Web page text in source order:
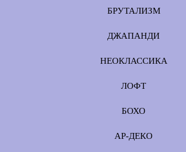
БРУТАЛИЗМ
ДЖАПАНДИ
НЕОКЛАССИКА
ЛОФТ
БОХО
АР-ДЕКО